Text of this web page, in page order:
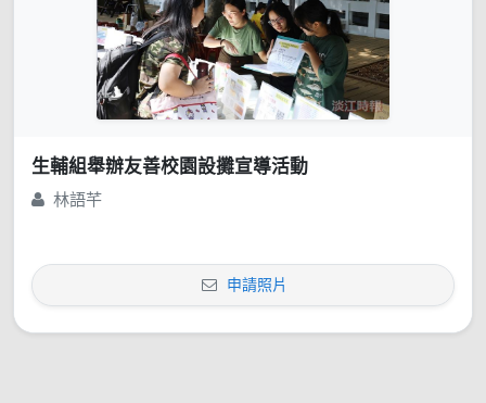
生輔組舉辦友善校園設攤宣導活動
林語芊
申請照片